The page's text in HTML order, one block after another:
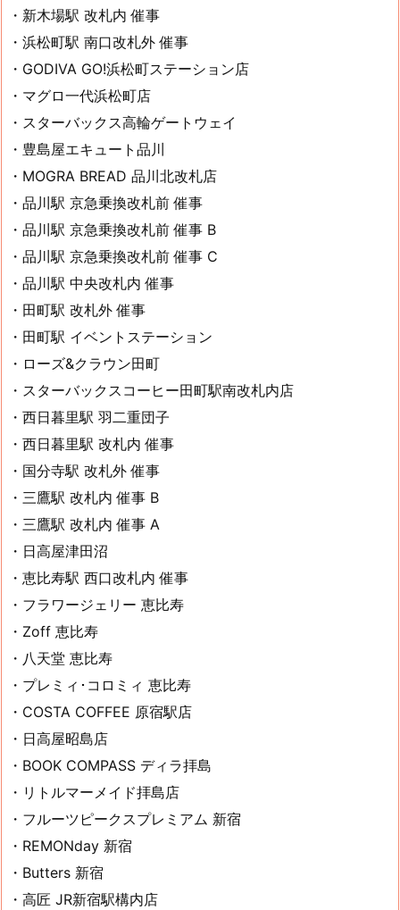
・新木場駅 改札内 催事
・浜松町駅 南口改札外 催事
・GODIVA GO!浜松町ステーション店
・マグロ一代浜松町店
・スターバックス高輪ゲートウェイ
・豊島屋エキュート品川
・MOGRA BREAD 品川北改札店
・品川駅 京急乗換改札前 催事
・品川駅 京急乗換改札前 催事 B
・品川駅 京急乗換改札前 催事 C
・品川駅 中央改札内 催事
・田町駅 改札外 催事
・田町駅 イベントステーション
・ローズ&クラウン田町
・スターバックスコーヒー田町駅南改札内店
・西日暮里駅 羽二重団子
・西日暮里駅 改札内 催事
・国分寺駅 改札外 催事
・三鷹駅 改札内 催事 B
・三鷹駅 改札内 催事 A
・日高屋津田沼
・恵比寿駅 西口改札内 催事
・フラワージェリー 恵比寿
・Zoff 恵比寿
・八天堂 恵比寿
・プレミィ･コロミィ 恵比寿
・COSTA COFFEE 原宿駅店
・日高屋昭島店
・BOOK COMPASS ディラ拝島
・リトルマーメイド拝島店
・フルーツピークスプレミアム 新宿
・REMONday 新宿
・Butters 新宿
・高匠 JR新宿駅構内店